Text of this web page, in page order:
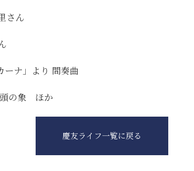
さん
ナ」より 間奏曲
象 ほか
慶友ライフ一覧に戻る